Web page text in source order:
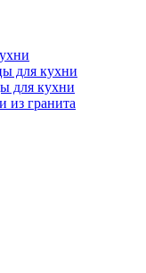
для кухни
для кухни
из гранита